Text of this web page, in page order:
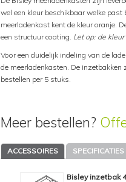
wel een kleur beschikbaar welke
meerladenkast kent de kleur oranje.
een structuur coating. Let op: de
Voor een duidelijk indeling van de
de meerladenkasten. De
bestellen per 5 stuks.
Meer bestellen?
ACCESSOIRES SPECIFICATIES
Bisley inzetbak